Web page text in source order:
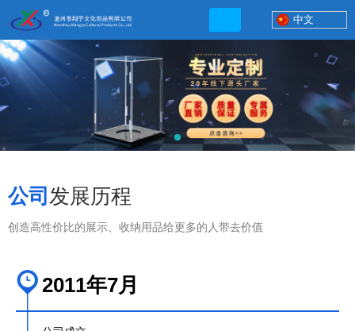
网店地址:
http://xybp.tmall.com http://wzxybp.1688.com
中文
公司 发展历程
创造高性价比的展示、收纳用品给更多的人带去价值
2011年7月